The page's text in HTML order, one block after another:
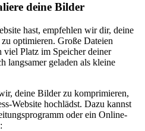
deine Bilder
hast, empfehlen wir dir, deine
optimieren. Große Dateien
viel Platz im Speicher deiner
langsamer geladen als kleine
deine Bilder zu komprimieren,
Website hochlädst. Dazu kannst
oder ein Online-